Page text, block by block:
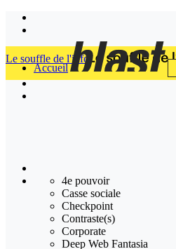
Accueil
Le souffle de l'info
4e pouvoir
Casse sociale
Checkpoint
Contraste(s)
Corporate
Deep Web Fantasia